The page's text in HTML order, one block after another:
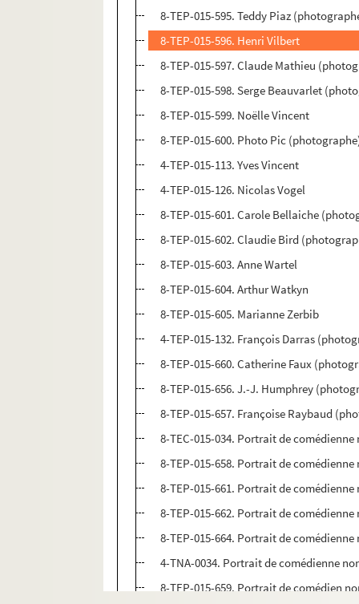
8-TEP-015-595. Teddy Piaz
8-TEP-015-596. Henri Vilbert
8-TEP-015-597. Claude Mathieu
8-TEP-015-598. Serge Beauvarlet
8-TEP-015-599. Noëlle Vincent
8-TEP-015-600. Photo Pic
4-TEP-015-113. Yves Vincent
4-TEP-015-126. Nicolas Vogel
8-TEP-015-601. Carole Bellaiche
8-TEP-015-602. Claudie Bird
8-TEP-015-603. Anne Wartel
8-TEP-015-604. Arthur Watkyn
8-TEP-015-605. Marianne Zerbib
4-TEP-015-132. François Darras
8-TEP-015-660. Catherine Faux
8-TEP-015-656. J.-J. Humphrey
8-TEP-015-657. Françoise Raybaud
8-TEC-015-034. Portrait de
8-TEP-015-658. Portrait de
8-TEP-015-661. Portrait de
8-TEP-015-662. Portrait de
8-TEP-015-664. Portrait de
4-TNA-0034. Portrait de comédienne
8-TEP-015-659. Portrait de comédien